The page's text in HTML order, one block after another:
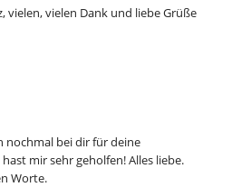
vielen, vielen Dank und liebe Grüße
nochmal bei dir für deine
mir sehr geholfen! Alles liebe.
Worte.